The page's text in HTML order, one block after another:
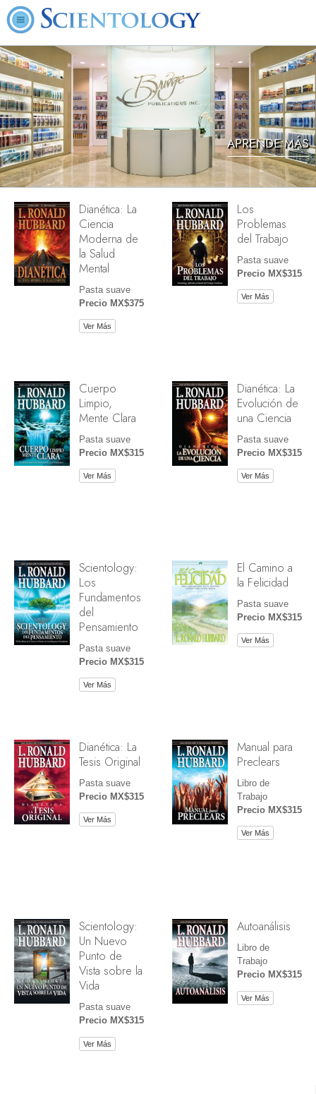
APRENDE MÁS
Dianética: La
Ciencia
Moderna de
la Salud
Mental
Pasta suave
Precio MX$375
Ver Más
Los
Problemas
del Trabajo
Pasta suave
Precio MX$315
Ver Más
Cuerpo
Limpio,
Mente Clara
Pasta suave
Precio MX$315
Ver Más
Dianética: La
Evolución de
una Ciencia
Pasta suave
Precio MX$315
Ver Más
Scientology:
Los
Fundamentos
del
Pensamiento
Pasta suave
Precio MX$315
Ver Más
El Camino a
la Felicidad
Pasta suave
Precio MX$315
Ver Más
Dianética: La
Tesis Original
Pasta suave
Precio MX$315
Ver Más
Manual para
Preclears
Libro de
Trabajo
Precio MX$315
Ver Más
Scientology:
Un Nuevo
Punto de
Vista sobre la
Vida
Pasta suave
Precio MX$315
Ver Más
Autoanálisis
Libro de
Trabajo
Precio MX$315
Ver Más